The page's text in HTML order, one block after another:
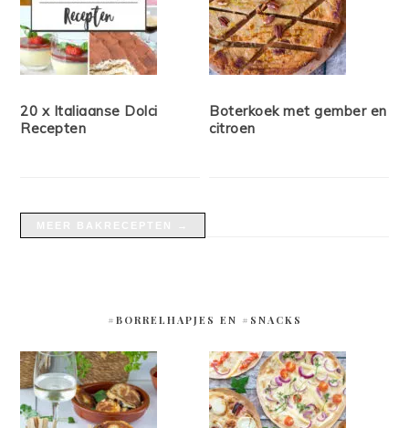
20 x Italiaanse Dolci
Recepten
Boterkoek met gember en
citroen
#BORRELHAPJES EN #SNACKS